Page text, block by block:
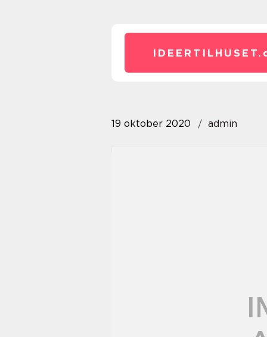
IDEERTILHUSET.
19 oktober 2020 admin